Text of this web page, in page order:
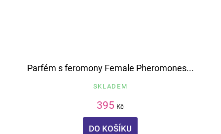
Parfém s feromony Female Pheromones...
SKLADEM
395 Kč
DO KOŠÍKU